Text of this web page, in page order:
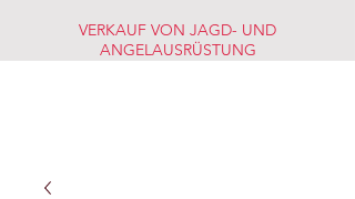
VERKAUF VON JAGD- UND
ANGELAUSRÜSTUNG